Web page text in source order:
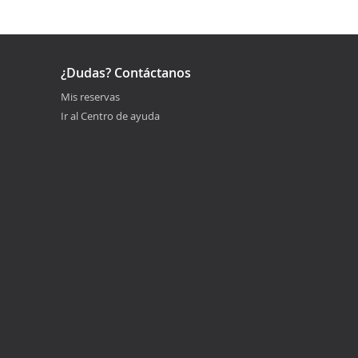
¿Dudas? Contáctanos
Mis reservas
Ir al Centro de ayuda